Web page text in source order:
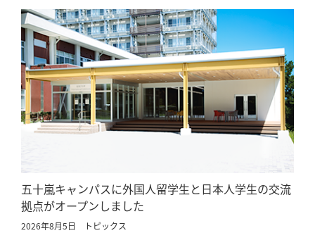
五十嵐キャンパスに外国人留学生と日本人学生の交流
拠点がオープンしました
2026年8月5日 トピックス